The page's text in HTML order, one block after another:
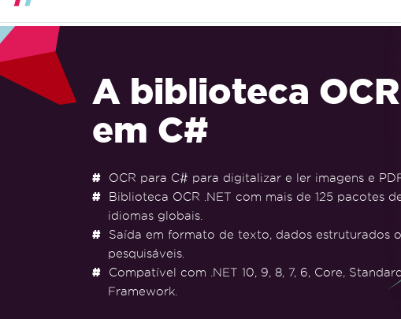
A biblioteca OCR
em C#
OCR para C# para digitalizar e ler imagens e
Biblioteca OCR .NET com mais de 125 pacotes
idiomas globais.
Saída em formato de texto, dados estruturados
pesquisáveis.
Compatível com .NET 10, 9, 8, 7, 6, Core,
Framework.